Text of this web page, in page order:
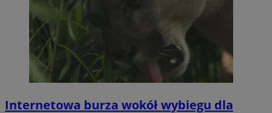
Internetowa burza wokół wybiegu dla